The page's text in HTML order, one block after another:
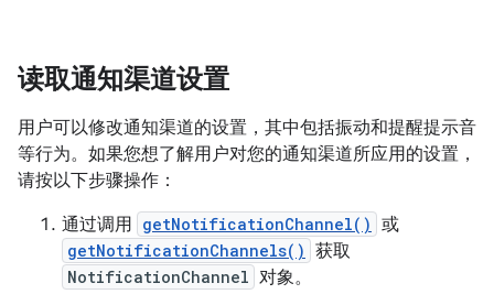
读取通知渠道设置
用户可以修改通知渠道的设置，其中包括振动和提醒提示音
等行为。如果您想了解用户对您的通知渠道所应用的设置，
请按以下步骤操作：
通过调用 getNotificationChannel() 或
getNotificationChannels() 获取
NotificationChannel 对象。